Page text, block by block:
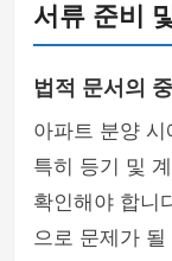
서류 준비
법적 문서의
아파트 분양 시
특히 등기 및
확인해야 합니
으로 문제가